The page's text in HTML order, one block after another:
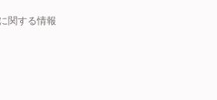
関する情報